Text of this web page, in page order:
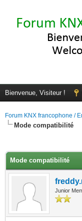
Bienvenue, Visiteur !
Forum KNX francophone /
Mode compatibilité
Mode compatibilité
Junior